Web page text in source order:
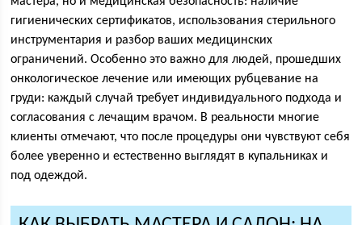
гигиенических сертификатов, использования стерильного
инструментария и разбор ваших медицинских
ограничений. Особенно это важно для людей, прошедших
онкологическое лечение или имеющих рубцевание на
груди: каждый случай требует индивидуального подхода и
согласования с лечащим врачом. В реальности многие
клиенты отмечают, что после процедуры они чувствуют себя
более уверенно и естественно выглядят в купальниках и
под одеждой.